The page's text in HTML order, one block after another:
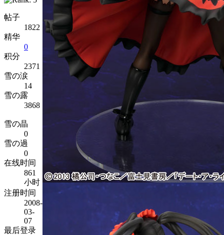
帖子
1822
精华
0
积分
2371
雪の涙
14
雪の露
3868
雪の晶
0
雪の過
0
在线时间
861
小时
注册时间
2008-
03-
07
最后登录